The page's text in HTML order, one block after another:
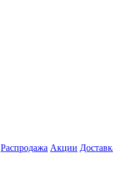
Распродажа Акции